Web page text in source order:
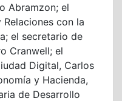
Abramzon; el
con la
el secretario de
Cranwell; el
Digital, Carlos
y Hacienda,
de Desarrollo